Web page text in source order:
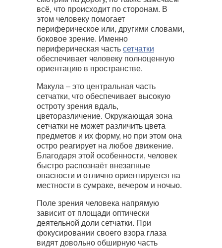
всё, что происходит по сторонам. В
этом человеку помогает
периферическое или, другими словами,
боковое зрение. Именно
периферическая часть сетчатки
обеспечивает человеку полноценную
ориентацию в пространстве.
Макула – это центральная часть
сетчатки, что обеспечивает высокую
остроту зрения вдаль,
цветоразличение. Окружающая зона
сетчатки не может различить цвета
предметов и их форму, но при этом она
остро реагирует на любое движение.
Благодаря этой особенности, человек
быстро распознаёт внезапные
опасности и отлично ориентируется на
местности в сумраке, вечером и ночью.
Поле зрения человека напрямую
зависит от площади оптически
деятельной доли сетчатки. При
фокусировании своего взора глаза
видят довольно обширную часть